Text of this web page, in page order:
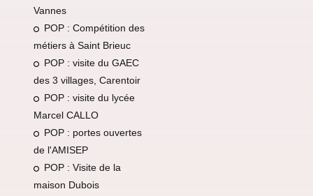
Vannes
POP : Compétition des
métiers à Saint Brieuc
POP : visite du GAEC
des 3 villages, Carentoir
POP : visite du lycée
Marcel CALLO
POP : portes ouvertes
de l'AMISEP
POP : Visite de la
maison Dubois